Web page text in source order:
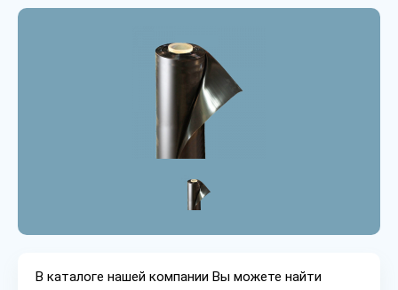
В каталоге нашей компании Вы можете найти